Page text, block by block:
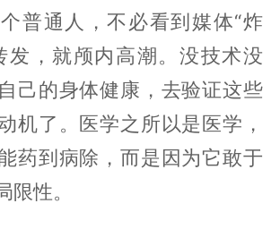
普通人，不必看到媒体“炸
发，就颅内高潮。没技术没
己的身体健康，去验证这些
机了。医学之所以是医学，
药到病除，而是因为它敢于
限性。